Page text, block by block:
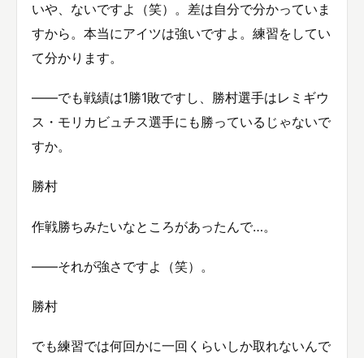
いや、ないですよ（笑）。差は自分で分かっていま
すから。本当にアイツは強いですよ。練習をしてい
て分かります。
——でも戦績は1勝1敗ですし、勝村選手はレミギウ
ス・モリカビュチス選手にも勝っているじゃないで
すか。
勝村
作戦勝ちみたいなところがあったんで…。
——それが強さですよ（笑）。
勝村
でも練習では何回かに一回くらいしか取れないんで